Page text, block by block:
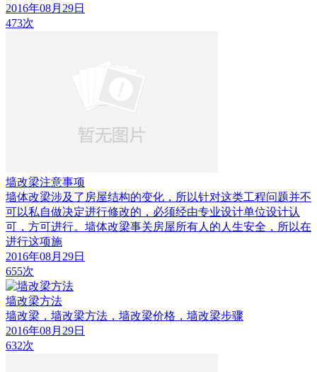
2016年08月29日
473次
墙改梁注意事项
墙体改梁涉及了房屋结构的变化，所以针对这类工程问题并不
可以私自做决定进行修改的，必须经由专业设计单位设计认
可，方可进行。墙体改梁事关房屋所有人的人生安全，所以在
进行这项施
2016年08月29日
655次
墙改梁方法
墙改梁，墙改梁方法，墙改梁价格，墙改梁步骤
2016年08月29日
632次